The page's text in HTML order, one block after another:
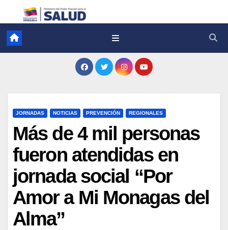
JORNADAS NOTICIAS PREVENCIÓN REGIONALES
Más de 4 mil personas
fueron atendidas en
jornada social “Por
Amor a Mi Monagas del
Alma”